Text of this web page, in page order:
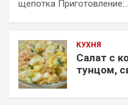
щепотка
КУХНЯ
Салат с
тунцом,